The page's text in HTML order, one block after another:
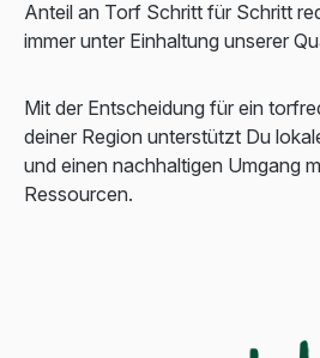
Anteil an Torf Schritt für Schritt
immer unter Einhaltung unserer
Mit der Entscheidung für ein
deiner Region unterstützt Du
und einen nachhaltigen Umgang
Ressourcen.